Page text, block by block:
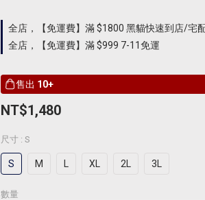
全店，【免運費】滿 $1800 黑貓快速到店/宅
全店，【免運費】滿 $999 7-11免運
售出 10+
NT$1,480
尺寸 : S
S M XL 2L 3L
數量